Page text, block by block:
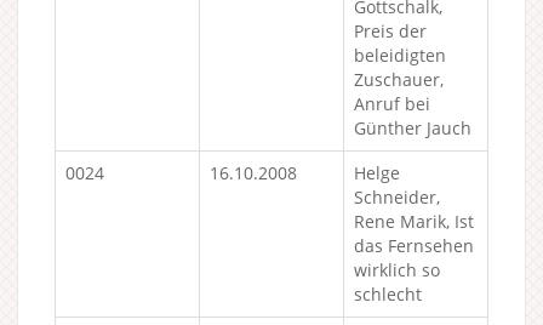
Gottschalk,
Preis der
beleidigten
Zuschauer,
Anruf bei
Günther Jauch
0024
16.10.2008
Helge
Schneider,
Rene Marik, Ist
das Fernsehen
wirklich so
schlecht